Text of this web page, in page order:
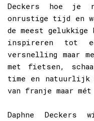
Deckers hoe je
onrustige tijd en
de meest
inspireren tot
versnelling maar
met fietsen,
time en natuurlijk
van franje maar
Daphne Deckers